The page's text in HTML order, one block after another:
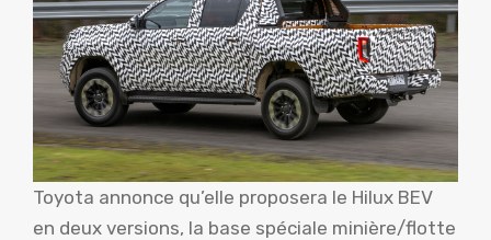
Toyota annonce qu’elle proposera le Hilux BEV
en deux versions, la base spéciale minière/flotte